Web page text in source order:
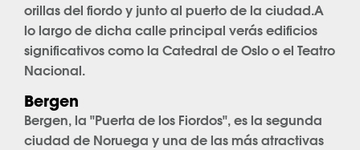
orillas del fiordo y junto al puerto de la ciudad.A
lo largo de dicha calle principal verás edificios
significativos como la Catedral de Oslo o el Teatro
Nacional.
Bergen
Bergen, la "Puerta de los Fiordos", es la segunda
ciudad de Noruega y una de las más atractivas